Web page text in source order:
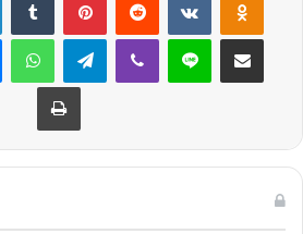
MessengerWhatsAppTelegramViber Line E-Posta ile
Yazdır